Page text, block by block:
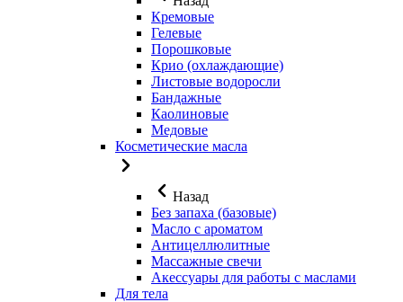
Кремовые
Гелевые
Порошковые
Крио (охлаждающие)
Листовые водоросли
Бандажные
Каолиновые
Медовые
Косметические масла
Назад
Без запаха (базовые)
Масло с ароматом
Антицеллюлитные
Массажные свечи
Акессуары для работы с маслами
Для тела